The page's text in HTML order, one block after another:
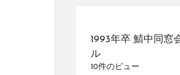
1993年卒 鯖中同窓
ル
10件のビュー